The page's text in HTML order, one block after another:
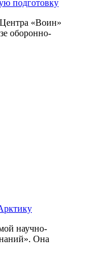
подготовку
«Воин»
оборонно-
научно-
Она